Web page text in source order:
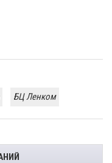
БЦ Ленком